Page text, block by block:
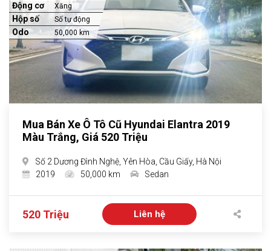
Động cơ Xăng
Hộp số Số tự động
Odo 50,000 km
Mua Bán Xe Ô Tô Cũ Hyundai Elantra 2019
Màu Trắng, Giá 520 Triệu
Số 2 Dương Đình Nghệ, Yên Hòa, Cầu Giấy, Hà Nội
2019
50,000 km Sedan
520 Triệu Liên hệ